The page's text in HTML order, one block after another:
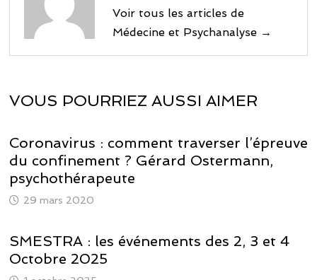
Voir tous les articles de
Médecine et Psychanalyse →
VOUS POURRIEZ AUSSI AIMER
Coronavirus : comment traverser l’épreuve
du confinement ? Gérard Ostermann,
psychothérapeute
29 mars 2020
SMESTRA : les événements des 2, 3 et 4
Octobre 2025